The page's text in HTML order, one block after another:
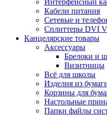
Интерфейсный
Кабели питания
Сетевые и
Сплиттеры DVI
Канцелярские товары
Аксессуары
Брелоки и
Визитницы
Всё для школы
Изделия из
Корзины для
Настольные
Папки файлы